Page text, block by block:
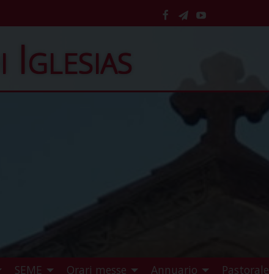
facebook
telegram
YouTube
Iglesias
SEME Orari messe Annuario Pastorale